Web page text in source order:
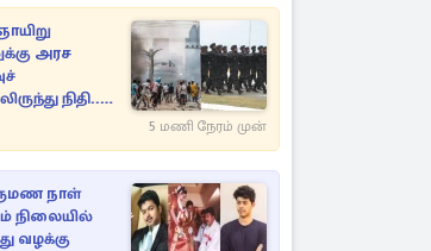
அரச
நிதி..
5 மணி நேரம் முன்
நாள்
நிலையில்
வழக்கு